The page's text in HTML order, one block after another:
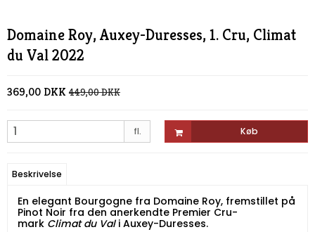
Domaine Roy, Auxey-Duresses, 1. Cru, Climat
du Val 2022
369,00 DKK 449,00 DKK
fl. Køb
Beskrivelse
En elegant Bourgogne fra Domaine Roy, fremstillet på
Pinot Noir fra den anerkendte Premier Cru-
mark Climat du Vali Auxey-Duresses.